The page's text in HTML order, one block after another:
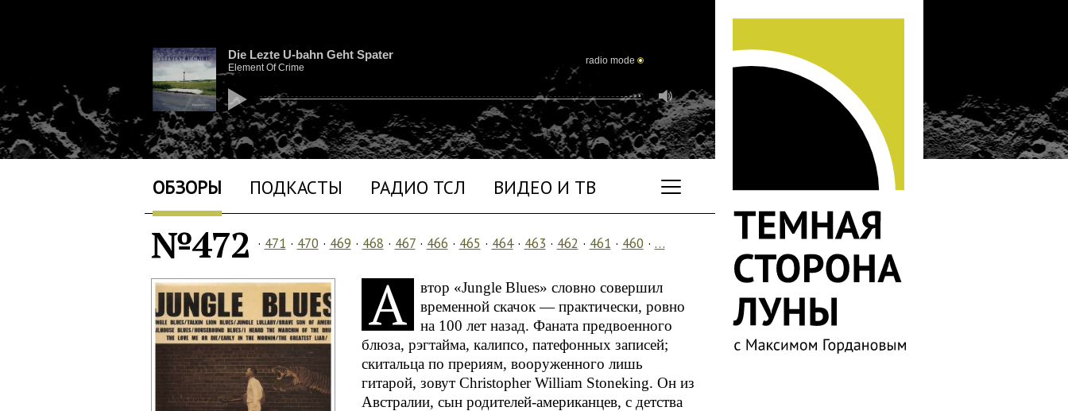
ОБЗОРЫ ПОДКАСТЫ РАДИО ТСЛ ВИДЕО И ТВ
Die Lezte U-bahn Geht Spater
Element Of Crime
radio mode
493
492
486
485 484 483 482 481
478 477 476 475
473 472 471 470 469
468
467 466 465 464 463
462
461
460 459 458
446
№472 · 471 · 470 · 469 · 468 · 467· 466 · 465 · 464· 463 · 462 · 461 · 460 · …
А
втор «Jungle Blues» словно совершил
временной скачок — практически, ровно
на 100 лет назад. Фаната предвоенного
блюза, рэгтайма, калипсо, патефонных записей;
скитальца по прериям, вооруженного лишь
гитарой, зовут Christopher William Stoneking. Он из
Австралии, сын родителей-американцев, с детства